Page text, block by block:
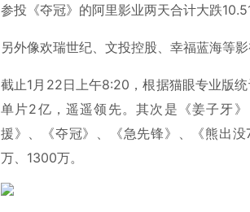
参投《夺冠》的阿里影业两天合计大跌
另外像欢瑞世纪、文投控股、幸福蓝海等
截止1月22日上午8:20，根据猫眼专业版
单片2亿，遥遥领先。其次是《姜子牙
援》、《夺冠》、《急先锋》、《熊出
万、1300万。